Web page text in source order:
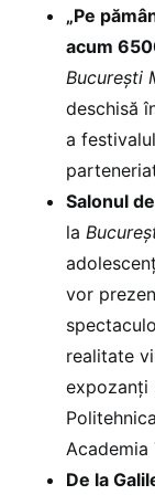
„Pe
acum
București
deschisă
a
Salonul
la
vor
realitate
expozanți
Academia
De la